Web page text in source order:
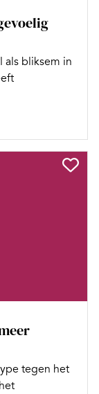
als bliksem in
tegen het